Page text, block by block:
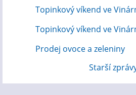
Topinkový víkend ve
Topinkový víkend ve
Prodej ovoce a zeleniny
Starší